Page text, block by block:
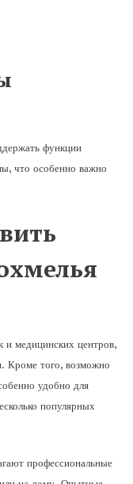
функции
что особенно важно
и медицинских центров,
Кроме того, возможно
удобно для
популярных
профессиональные